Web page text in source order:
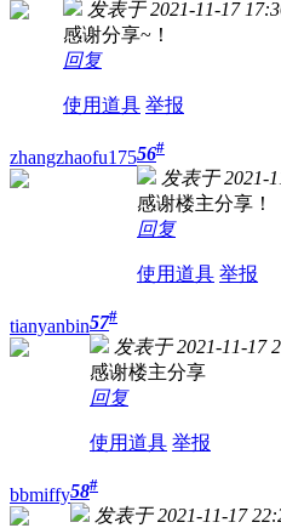
发表于 2021-11-17
感谢分享~！
回复
使用道具 举报
zhangzhaofu17556#
发表于 2021-
感谢楼主分享！
回复
使用道具 举报
tianyanbin57#
发表于 2021-11-17
感谢楼主分享
回复
使用道具 举报
bbmiffy58#
发表于 2021-11-17